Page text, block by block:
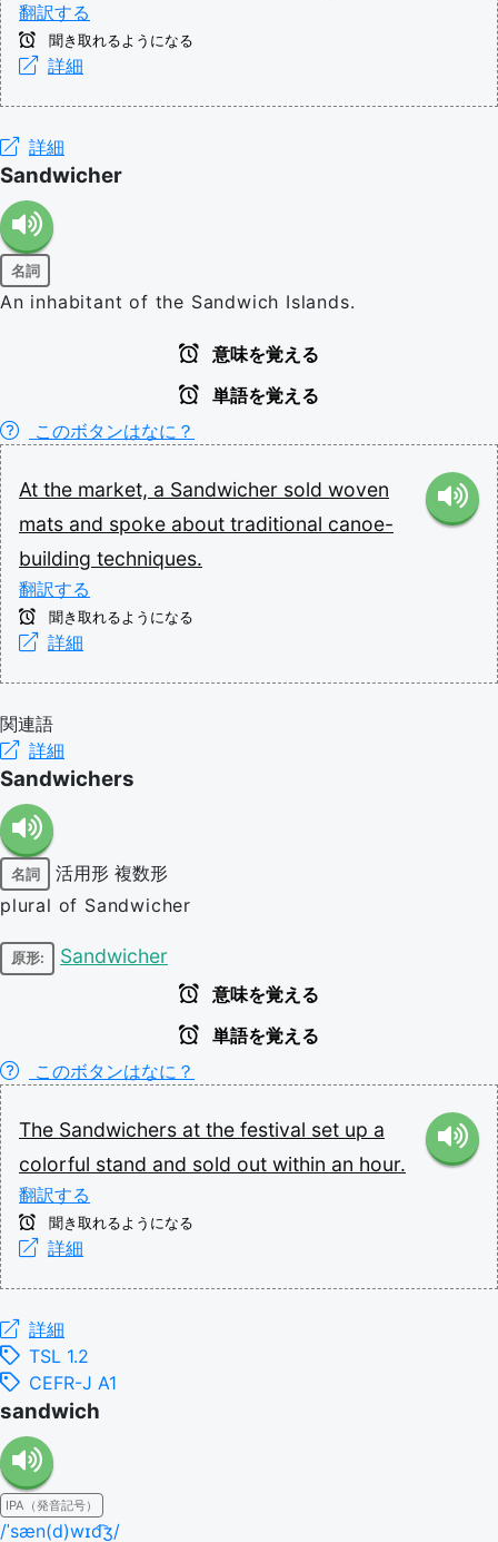
翻訳する
聞き取れるようになる
詳細
詳細
Sandwicher
名詞
An inhabitant of the Sandwich Islands.
意味を覚える
単語を覚える
このボタンはなに？
At the market, a Sandwicher sold woven
mats and spoke about traditional canoe-
building techniques.
翻訳する
聞き取れるようになる
詳細
関連語
詳細
Sandwichers
名詞 活用形 複数形
plural of Sandwicher
原形: Sandwicher
意味を覚える
単語を覚える
このボタンはなに？
The Sandwichers at the festival set up a
colorful stand and sold out within an hour.
翻訳する
聞き取れるようになる
詳細
詳細
TSL 1.2
CEFR-J A1
sandwich
IPA（発音記号）
/ˈsæn(d)wɪd͡ʒ/